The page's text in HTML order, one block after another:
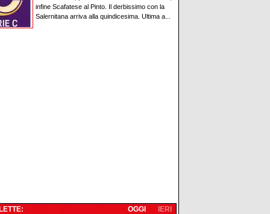
infine Scafatese al Pinto. Il derbissimo con la
Salernitana arriva alla quindicesima. Ultima a...
IERI
OGGI